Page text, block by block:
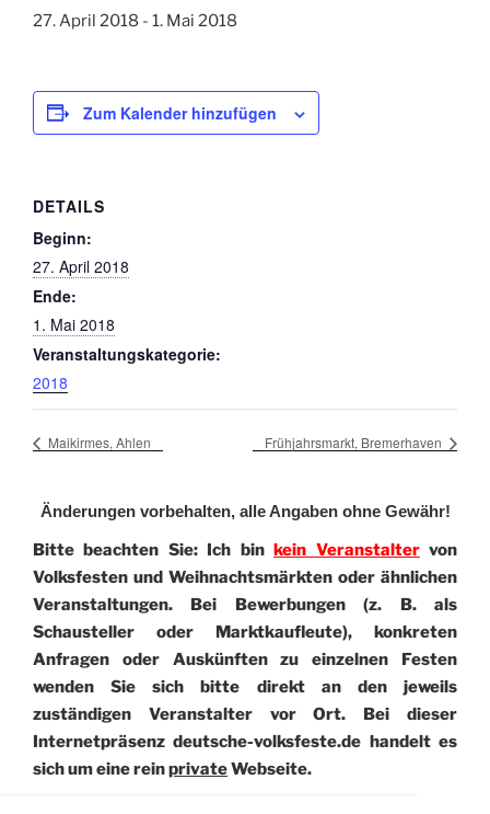
27. April 2018 - 1. Mai 2018
Zum Kalender hinzufügen
DETAILS
Beginn:
27. April 2018
Ende:
1. Mai 2018
Veranstaltungskategorie:
2018
Maikirmes, Ahlen Frühjahrsmarkt, Bremerhaven
Änderungen vorbehalten, alle Angaben ohne Gewähr!
Bitte beachten Sie: Ich binkein Veranstaltervon
Volksfesten und Weihnachtsmärkten oder ähnlichen
Veranstaltungen. Bei Bewerbungen (z. B. als
Schausteller oder Marktkaufleute), konkreten
Anfragen oder Auskünften zu einzelnen Festen
wenden Sie sich bitte direkt an den jeweils
zuständigen Veranstalter vor Ort. Bei dieser
Internetpräsenz deutsche-volksfeste.de handelt es
sich um eine reinprivateWebseite.